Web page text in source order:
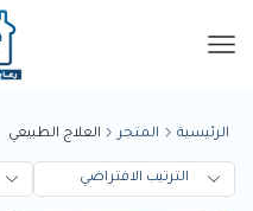
الرئيسية المتجر العلاج الطبيعي